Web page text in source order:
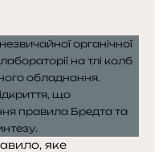
яке